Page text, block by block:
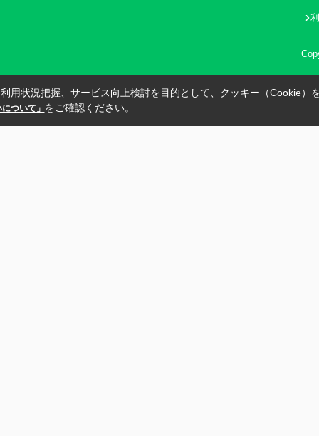
用状況把握、サービス向上検討を目的として、クッキー（Cookie）
ついて」 をご確認ください。